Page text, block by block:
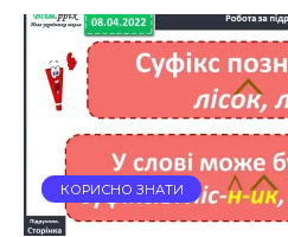
КОРИСНО ЗНАТИ